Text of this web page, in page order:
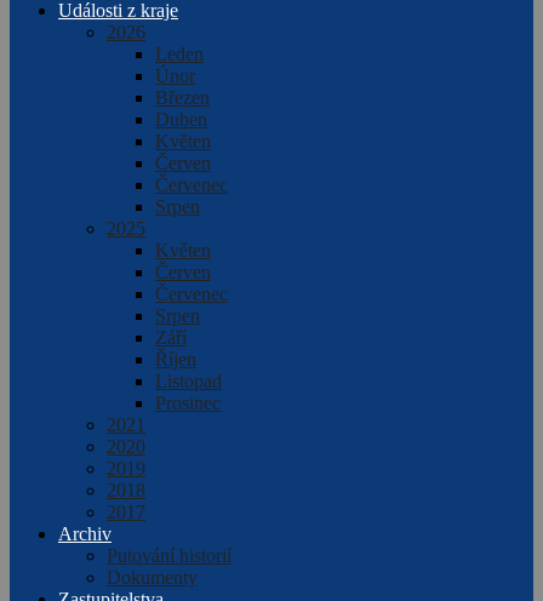
Události z kraje
2026
Leden
Únor
Březen
Duben
Květen
Červen
Červenec
Srpen
2025
Květen
Červen
Červenec
Srpen
Září
Říjen
Listopad
Prosinec
2021
2020
2019
2018
2017
Archiv
Putování historií
Dokumenty